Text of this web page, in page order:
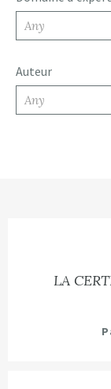
Any
Auteur
Any
LA